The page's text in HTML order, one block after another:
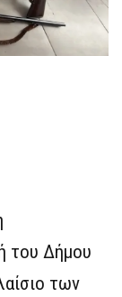
του Δήμου
των